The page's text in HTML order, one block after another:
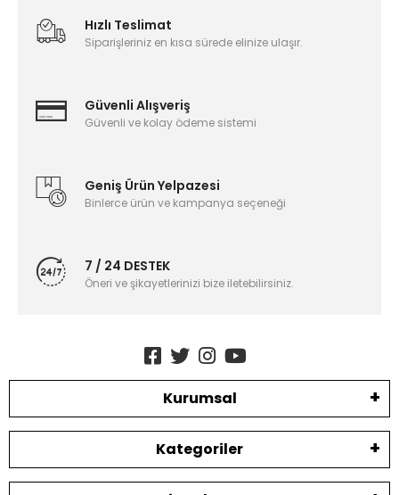
Hızlı Teslimat
Siparişleriniz en kısa sürede elinize ulaşır.
Güvenli Alışveriş
Güvenli ve kolay ödeme sistemi
Geniş Ürün Yelpazesi
Binlerce ürün ve kampanya seçeneği
7 / 24 DESTEK
Öneri ve şikayetlerinizi bize iletebilirsiniz.
Kurumsal
Kategoriler